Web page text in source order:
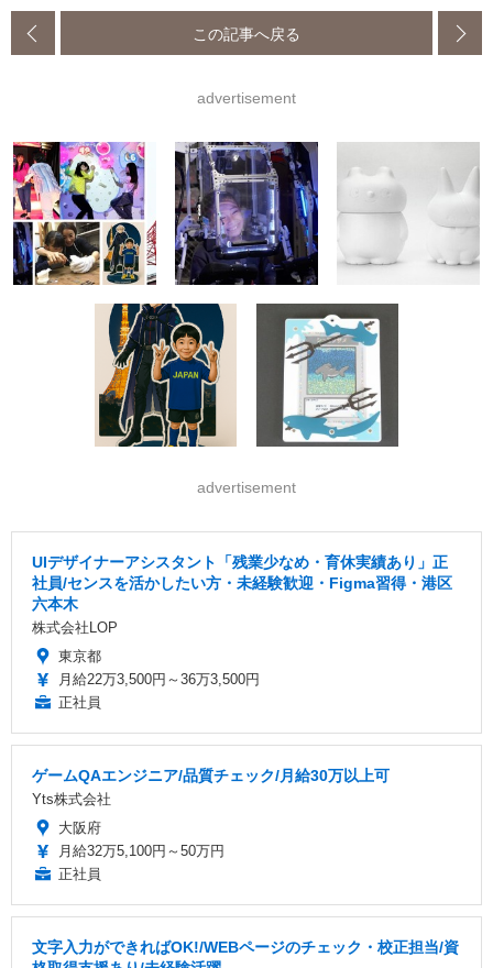
この記事へ戻る
advertisement
advertisement
UIデザイナーアシスタント「残業少なめ・育休実績あり」正
社員/センスを活かしたい方・未経験歓迎・Figma習得・港区
六本木
株式会社LOP
東京都
月給22万3,500円～36万3,500円
正社員
ゲームQAエンジニア/品質チェック/月給30万以上可
Yts株式会社
大阪府
月給32万5,100円～50万円
正社員
文字入力ができればOK!/WEBページのチェック・校正担当/資